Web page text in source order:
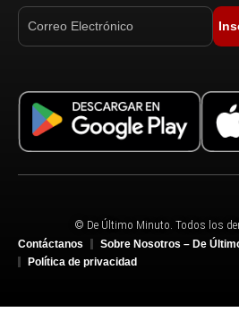
© De Último Minuto. Todos los
Contáctanos
Sobre Nosotros – De
Política de privacidad